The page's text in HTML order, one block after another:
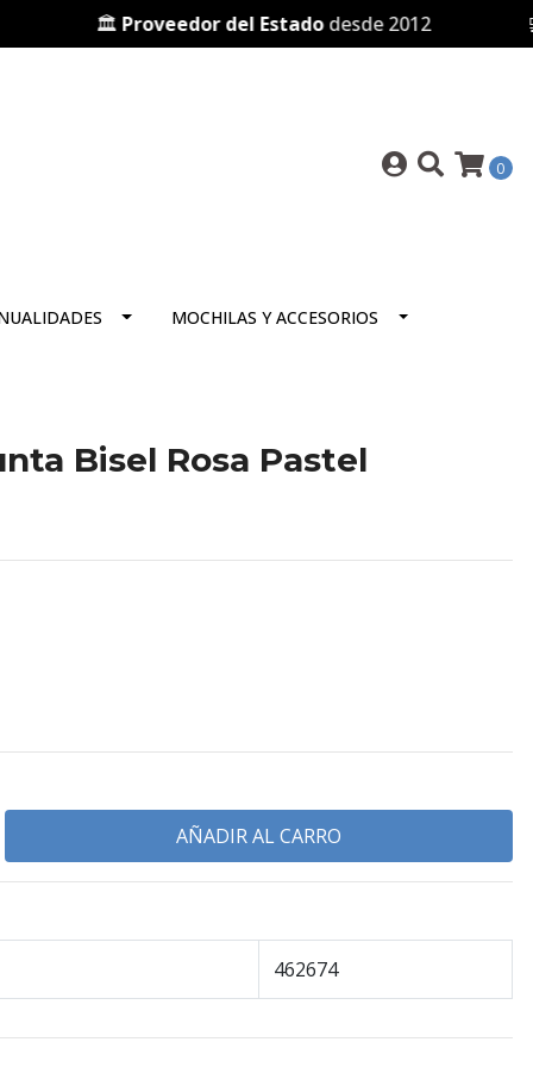
Proveedor del Estadodesde 2012 🛒
0
MOCHILAS Y ACCESORIOS
Bisel Rosa Pastel
462674